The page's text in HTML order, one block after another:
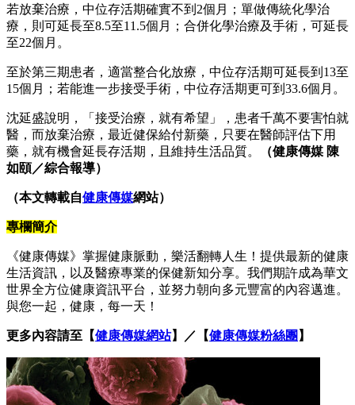
若放棄治療，中位存活期確實不到2個月；單做傳統化學治
療，則可延長至8.5至11.5個月；合併化學治療及手術，可延長
至22個月。
至於第三期患者，適當整合化放療，中位存活期可延長到13至
15個月；若能進一步接受手術，中位存活期更可到33.6個月。
沈延盛說明，「接受治療，就有希望」，患者千萬不要害怕就
醫，而放棄治療，最近健保給付新藥，只要在醫師評估下用
藥，就有機會延長存活期，且維持生活品質。
（健康傳媒 陳
如頤／綜合報導）
（本文轉載自健康傳媒網站）
專欄簡介
《健康傳媒》掌握健康脈動，樂活翻轉人生！提供最新的健康
生活資訊，以及醫療專業的保健新知分享。我們期許成為華文
世界全方位健康資訊平台，並努力朝向多元豐富的內容邁進。
與您一起，健康，每一天！
更多內容請至【健康傳媒網站】／【健康傳媒粉絲團 】